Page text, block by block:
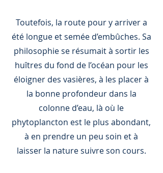
Toutefois, la route pour y arriver a
été longue et semée d’embûches. Sa
philosophie se résumait à sortir les
huîtres du fond de l’océan pour les
éloigner des vasières, à les placer à
la bonne profondeur dans la
colonne d’eau, là où le
phytoplancton est le plus abondant,
à en prendre un peu soin et à
laisser la nature suivre son cours.